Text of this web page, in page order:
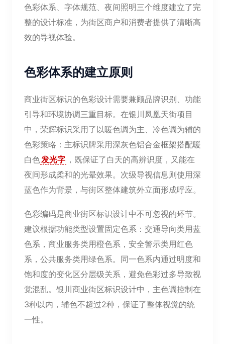
色彩体系、字体规范、夜间照明三个维度建立了完
整的设计标准，为街区商户和消费者提供了清晰高
效的导视体验。
色彩体系的建立原则
商业街区标识的色彩设计需要兼顾品牌识别、功能
引导和环境协调三重目标。在银川凤凰天街项目
中，荣辉标识采用了以暖色调为主、冷色调为辅的
色彩策略：主标识牌采用深灰色铝合金框架搭配暖
白色发光字 ，既保证了白天的高辨识度，又能在
夜间形成柔和的光晕效果。次级导视信息则使用深
蓝色作为背景，与街区整体建筑外立面形成呼应。
色彩编码是商业街区标识设计中不可忽视的环节。
建议根据功能类型设置固定色系：交通导向类用蓝
色系，商业服务类用橙色系，安全警示类用红色
系，公共服务类用绿色系。同一色系内通过明度和
饱和度的变化区分层级关系，避免色彩过多导致视
觉混乱。银川商业街区标识设计中，主色调控制在
3种以内，辅色不超过2种，保证了整体视觉的统
一性。